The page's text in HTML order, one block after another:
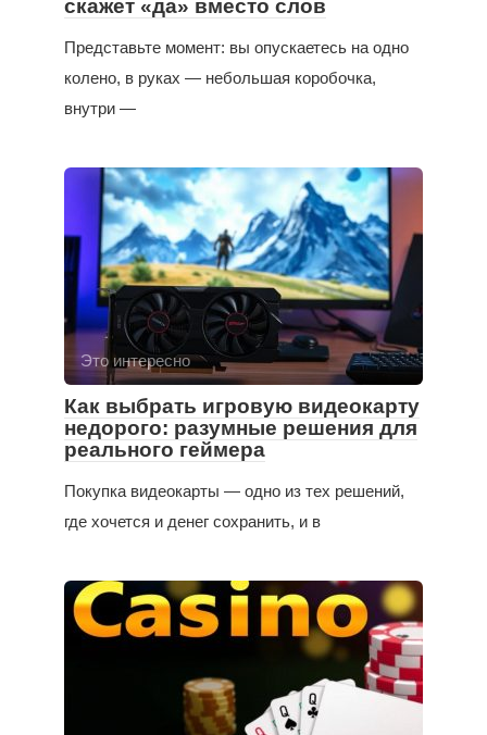
скажет «да» вместо слов
Представьте момент: вы опускаетесь на одно
колено, в руках — небольшая коробочка,
внутри —
Это интересно
Как выбрать игровую видеокарту
недорого: разумные решения для
реального геймера
Покупка видеокарты — одно из тех решений,
где хочется и денег сохранить, и в